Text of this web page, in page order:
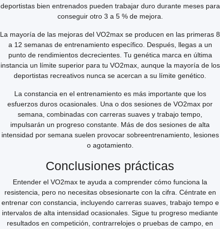
deportistas bien entrenados pueden trabajar duro durante meses para
conseguir otro 3 a 5 % de mejora.
La mayoría de las mejoras del VO2max se producen en las primeras 8
a 12 semanas de entrenamiento específico. Después, llegas a un
punto de rendimientos decrecientes. Tu genética marca en última
instancia un límite superior para tu VO2max, aunque la mayoría de los
deportistas recreativos nunca se acercan a su límite genético.
La constancia en el entrenamiento es más importante que los
esfuerzos duros ocasionales. Una o dos sesiones de VO2max por
semana, combinadas con carreras suaves y trabajo tempo,
impulsarán un progreso constante. Más de dos sesiones de alta
intensidad por semana suelen provocar sobreentrenamiento, lesiones
o agotamiento.
Conclusiones prácticas
Entender el VO2max te ayuda a comprender cómo funciona la
resistencia, pero no necesitas obsesionarte con la cifra. Céntrate en
entrenar con constancia, incluyendo carreras suaves, trabajo tempo e
intervalos de alta intensidad ocasionales. Sigue tu progreso mediante
resultados en competición, contrarrelojes o pruebas de campo, en